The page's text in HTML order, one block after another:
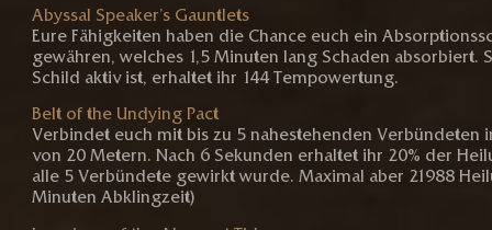
Abyssal Speaker’s Gauntlets
Eure Fähigkeiten haben die Chance euch ein
gewähren, welches 1,5 Minuten lang Schaden absorbiert.
Schild aktiv ist, erhaltet ihr 144 Tempowertung.
Belt of the Undying Pact
Verbindet euch mit bis zu 5 nahestehenden Verbündeten
von 20 Metern. Nach 6 Sekunden erhaltet ihr 20% der
alle 5 Verbündete gewirkt wurde. Maximal aber 21988
Minuten Abklingzeit)